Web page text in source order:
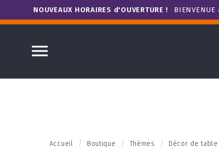
NOUVEAUX HORAIRES d'OUVERTURE !

Accueil Boutique Thèmes Décor de